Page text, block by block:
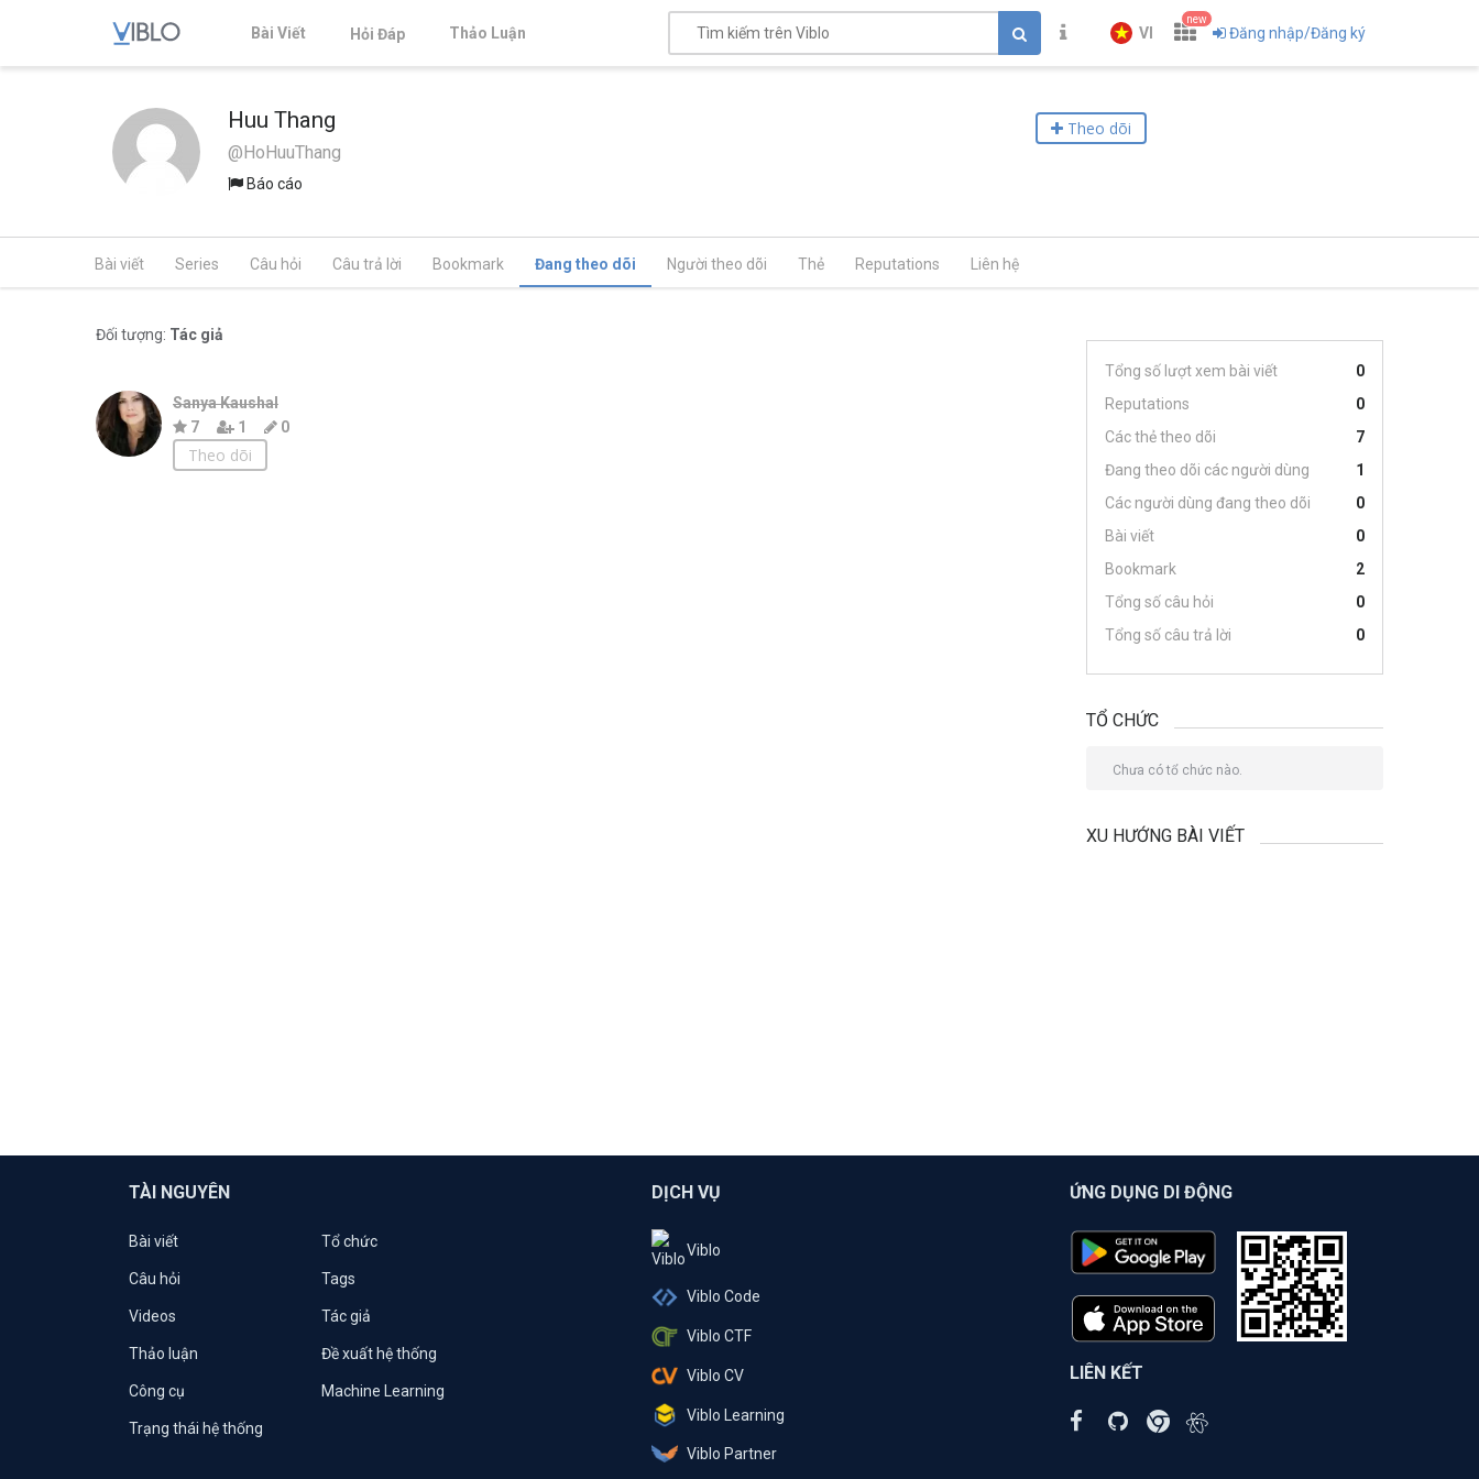
Bài Viết Hỏi Đáp Thảo Luận VI
new
Đăng nhập/Đăng ký
Huu Thang
@HoHuuThang
Báo cáo
Theo dõi
Bài viết Series Câu hỏi Câu trả lời Bookmark Đang theo dõi Người theo dõi Thẻ Reputations Liên hệ
Đối tượng: Tác giả
Sanya Kaushal
7
1 0
Theo dõi
Tổng số lượt xem bài viết
0
Reputations
0
Các thẻ theo dõi
7
Đang theo dõi các người dùng
1
Các người dùng đang theo dõi
0
Bài viết
0
Bookmark
2
Tổng số câu hỏi
0
Tổng số câu trả lời
0
TỔ CHỨC
Chưa có tổ chức nào.
XU HƯỚNG BÀI VIẾT
TÀI NGUYÊN
Bài viết Tổ chức
Câu hỏi Tags
Videos Tác giả
Thảo luận Đề xuất hệ thống
Công cụ Machine Learning
Trạng thái hệ thống
DỊCH VỤ
Viblo
Viblo Code
Viblo CTF
Viblo CV
Viblo Learning
Viblo Partner
ỨNG DỤNG DI ĐỘNG
LIÊN KẾT